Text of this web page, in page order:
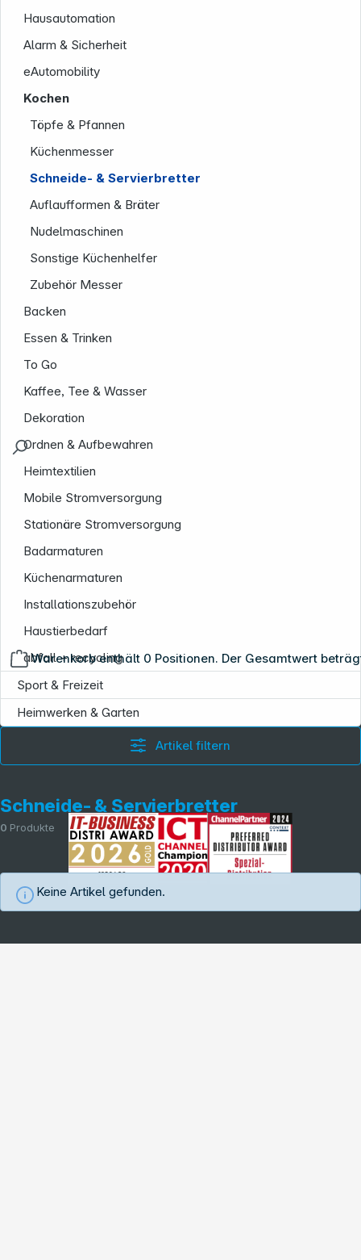
Warenkorb enthält 0 Positionen. Der Gesamtwert
Hausautomation
Alarm & Sicherheit
eAutomobility
Kochen
Töpfe & Pfannen
Küchenmesser
Schneide- & Servierbretter
Auflaufformen & Bräter
Nudelmaschinen
Sonstige Küchenhelfer
Zubehör Messer
Backen
Essen & Trinken
To Go
Kaffee, Tee & Wasser
Dekoration
Ordnen & Aufbewahren
Heimtextilien
Mobile Stromversorgung
Stationäre Stromversorgung
Badarmaturen
Küchenarmaturen
Installationszubehör
Haustierbedarf
abfall + recycling
Sport & Freizeit
Heimwerken & Garten
Artikel filtern
Schneide- & Servierbretter
0 Produkte
Keine Artikel gefunden.